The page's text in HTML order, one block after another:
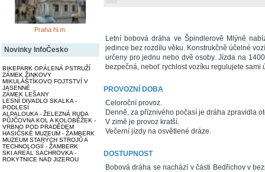
Praha hl.m.
Novinky InfoČesko
BIKEPARK OPÁLENÁ PSTRUŽÍ
ZÁMEK ŽINKOVY
MIKULÁŠTÍKOVO FOJTSTVÍ V
JASENNÉ
ZÁMEK LEŠANY
LESNÍ DIVADLO SKALKA -
PODLESÍ
ALPALOUKA - ŽELEZNÁ RUDA
PŮJČOVNA KOL A KOLOBĚŽEK -
VRBNO POD PRADĚDEM
HASIČSKÉ MUZEUM - ŽAMBERK
MUZEUM STARÝCH STROJŮ A
TECHNOLOGIÍ - ŽAMBERK
SKI AREÁL SACHROVKA -
ROKYTNICE NAD JIZEROU
Letní bobová dráha ve Špindlerově Mlýně
jedince bez rozdílu věku. Konstrukčně účelné
určeny pro jednu nebo dvě osoby. Jízda na
bezpečná, neboť rychlost vozíku regulujete sami
PROVOZNÍ DOBA
Celoroční provoz.
Denně, za příznivého počasí je dráha zpravidla
V zimě je provoz kratší.
Večerní jízdy na osvětlené dráze.
DOSTUPNOST
Bobová dráha se nachází v části Bedřichov v